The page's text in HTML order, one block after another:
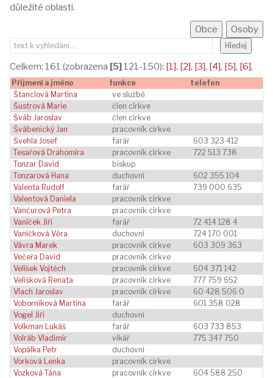
důležité oblasti.
Celkem: 161 (zobrazena [5] 121-150): [1], [2], [3], [4], [5], [6],
Příjmení a jméno funkce
telefon
Štanclová Martina
ve službě
Šustrová Marie
člen církve
Šváb Jaroslav
člen církve
Švábenický Jan
pracovník církve
Švehla Josef
farář
603 323 412
Tesařová Drahomíra
pracovník církve
722 513 738
Tonzar David
biskup
Tonzarová Hana
duchovní
602 355 104
Valenta Rudolf
farář
739 000 635
Valentová Daniela
pracovník církve
Vančurová Petra
pracovník církve
Vaníček Jiří
farář
72 414 128 4
Vaníčková Věra
duchovní
724 170 001
Vávra Marek
pracovník církve
603 309 363
Večeřa David
pracovník církve
Velíšek Vojtěch
pracovník církve
604 371 142
Velíšková Renata
pracovník církve
777 759 652
Vlach Jaroslav
pracovník církve
60 428 506 0
Voborníková Martina
farář
601 358 028
Vogel Jiří
duchovní
Volkman Lukáš
farář
603 733 853
Volráb Vladimír
vikář
775 347 750
Vopálka Petr
duchovní
Vorková Lenka
pracovník církve
Vozková Táńa
pracovník církve
604 588 250